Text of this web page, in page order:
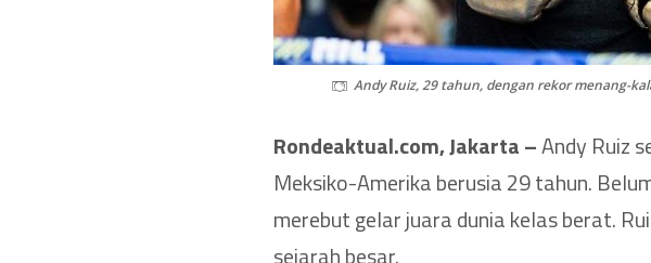
Andy Ruiz, 29 tahun, dengan rekor menang-
Rondeaktual.com, Jakarta –Andy Ruiz
Meksiko-Amerika berusia 29 tahun.
merebut gelar juara dunia kelas berat.